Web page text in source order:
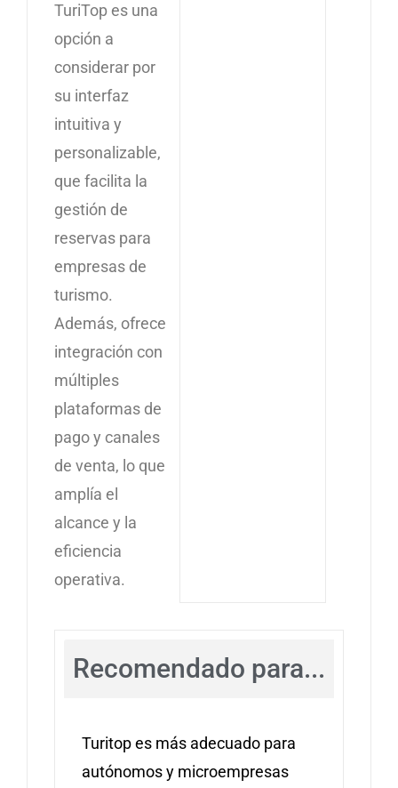
TuriTop es una
opción a
considerar por
su interfaz
intuitiva y
personalizable,
que facilita la
gestión de
reservas para
empresas de
turismo.
Además, ofrece
integración con
múltiples
plataformas de
pago y canales
de venta, lo que
amplía el
alcance y la
eficiencia
operativa.
Recomendado para...
Turitop es más adecuado para
autónomos y microempresas